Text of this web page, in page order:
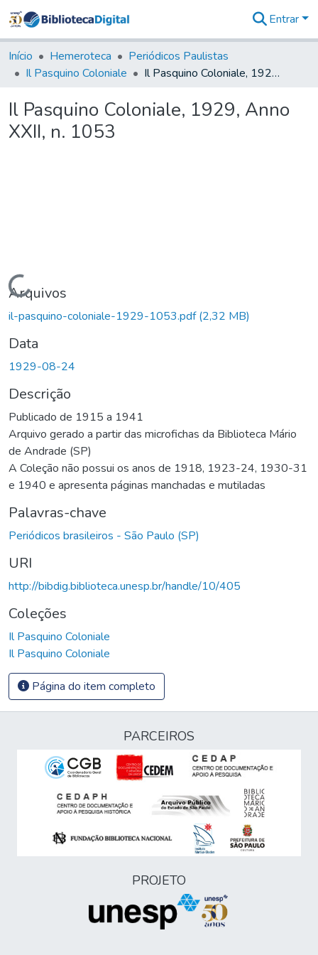
&
Coleções
Tudo na
Digital
Entrar
Início Hemeroteca
Periódicos Paulistas
Il Pasquino Coloniale
Il Pasquino Coloniale, 1929, Anno XXII, n. 1053
Il Pasquino Coloniale, 1929, Anno
XXII, n. 1053
Carregando...
Arquivos
il-pasquino-coloniale-1929-1053.pdf(2,32 MB)
Data
1929-08-24
Descrição
Publicado de 1915 a 1941
Arquivo gerado a partir das microfichas da Biblioteca Mário
de Andrade (SP)
A Coleção não possui os anos de 1918, 1923-24, 1930-31
e 1940 e apresenta páginas manchadas e mutiladas
Palavras-chave
Periódicos brasileiros - São Paulo (SP)
URI
http://bibdig.biblioteca.unesp.br/handle/10/405
Coleções
Il Pasquino Coloniale
Il Pasquino Coloniale
Página do item completo
PARCEIROS
PROJETO